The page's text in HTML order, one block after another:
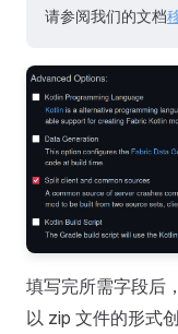
请参阅我们的文档
填写完所需字段后
以 zip 文件的形式